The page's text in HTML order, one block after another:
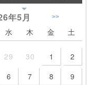
年5月 >>
水 木 金 土
29 30 1
2
6 7 8
9